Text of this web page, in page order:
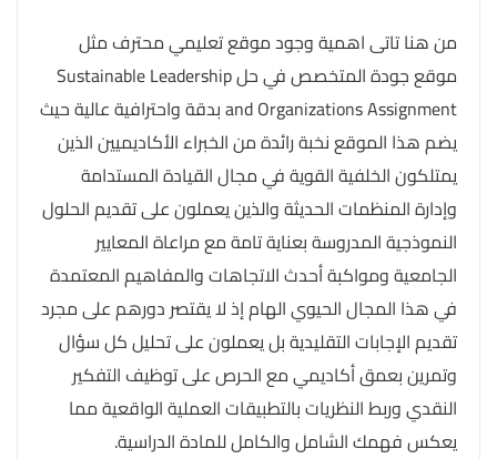
من هنا تاتى اهمية وجود موقع تعليمي محترف مثل
موقع جودة المتخصص في حل Sustainable Leadership
and Organizations Assignment بدقة واحترافية عالية حيث
يضم هذا الموقع نخبة رائدة من الخبراء الأكاديميين الذين
يمتلكون الخلفية القوية في مجال القيادة المستدامة
وإدارة المنظمات الحديثة والذين يعملون على تقديم الحلول
النموذجية المدروسة بعناية تامة مع مراعاة المعايير
الجامعية ومواكبة أحدث الاتجاهات والمفاهيم المعتمدة
في هذا المجال الحيوي الهام إذ لا يقتصر دورهم على مجرد
تقديم الإجابات التقليدية بل يعملون على تحليل كل سؤال
وتمرين بعمق أكاديمي مع الحرص على توظيف التفكير
النقدي وربط النظريات بالتطبيقات العملية الواقعية مما
يعكس فهمك الشامل والكامل للمادة الدراسية.